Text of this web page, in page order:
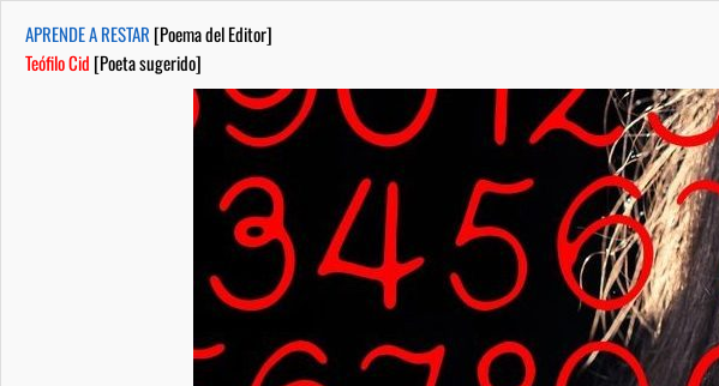
APRENDE A RESTAR [Poema del Editor]
Teófilo Cid [Poeta sugerido]